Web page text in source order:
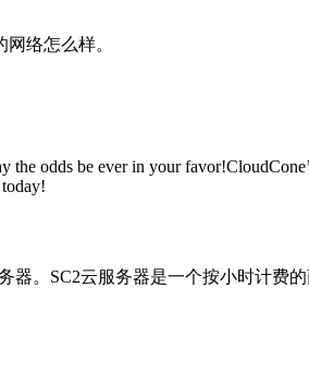
络怎么样。
odds be ever in your
器。SC2云服务器是一个按小时计费